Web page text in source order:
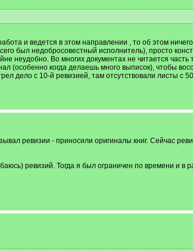
и ведется в этом направлении , то об этом ничего
был недобросовестный исполнитель), просто
неудобно. Во многих документах не читается
(особенно когда делаешь много выписок), чтобы
дело с 10-й ревизией, там отсутствовали листы с
ревизии - приносили оригиналы книг. Сейчас
ревизий. Тогда я был ограничен по времени и в